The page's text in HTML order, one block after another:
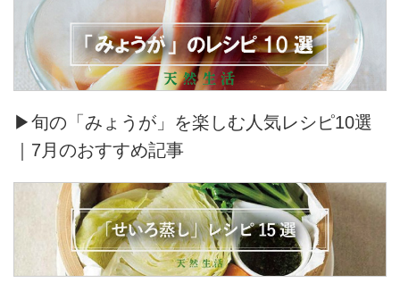
▶旬の「みょうが」を楽しむ人気レシピ10選
｜7月のおすすめ記事